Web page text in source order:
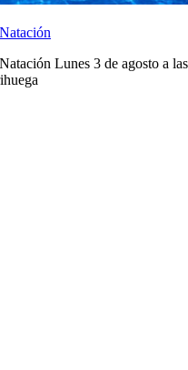
Lunes 3 de agosto a las